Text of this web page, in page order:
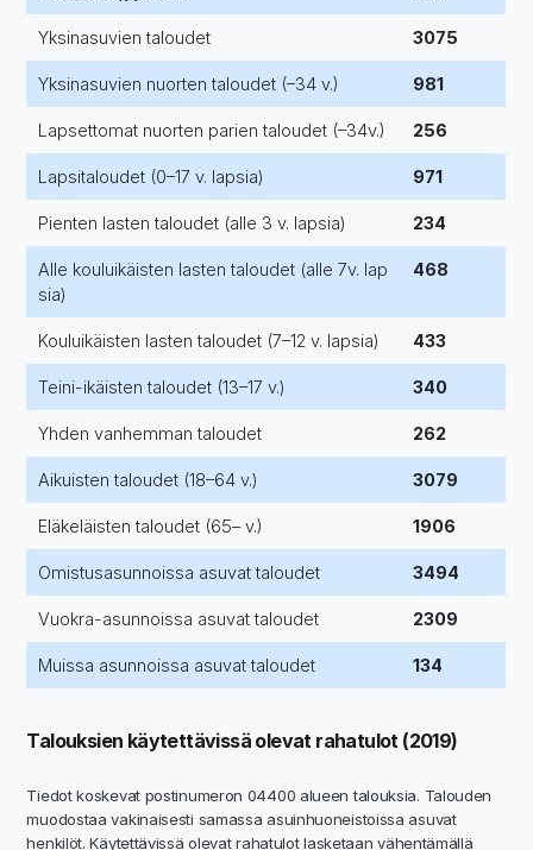
Yksinasuvien taloudet 3075
Yksinasuvien nuorten taloudet (–34 v.) 981
Lapsettomat nuorten parien taloudet (–34v.) 256
Lapsitaloudet (0–17 v. lapsia) 971
Pienten lasten taloudet (alle 3 v. lapsia) 234
Alle kouluikäisten lasten taloudet (alle 7v. lap
sia)
468
Kouluikäisten lasten taloudet (7–12 v. lapsia) 433
Teini-ikäisten taloudet (13–17 v.) 340
Yhden vanhemman taloudet 262
Aikuisten taloudet (18–64 v.) 3079
Eläkeläisten taloudet (65– v.) 1906
Omistusasunnoissa asuvat taloudet 3494
Vuokra-asunnoissa asuvat taloudet 2309
Muissa asunnoissa asuvat taloudet 134
Talouksien käytettävissä olevat rahatulot (2019)
Tiedot koskevat postinumeron 04400 alueen talouksia. Talouden
muodostaa vakinaisesti samassa asuinhuoneistoissa asuvat
henkilöt. Käytettävissä olevat rahatulot lasketaan vähentämällä